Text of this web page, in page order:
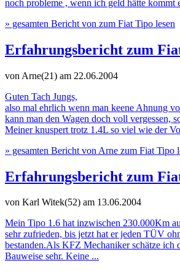
noch probleme , wenn ich geld hätte kommt
» gesamten Bericht von zum Fiat Tipo lesen
Erfahrungsbericht zum
von Arne(21) am 22.06.2004
Guten Tach Jungs,
also mal ehrlich wenn man keene Ahnung
kann man den Wagen doch voll vergessen,
Meiner knuspert trotz 1.4L so viel wie der
» gesamten Bericht von Arne zum Fiat Tipo
Erfahrungsbericht zum
von Karl Witek(52) am 13.06.2004
Mein Tipo 1.6 hat inzwischen 230.000Km
sehr zufrieden, bis jetzt hat er jeden TÜV
bestanden.Als KFZ Mechaniker schätze ich
Bauweise sehr. Keine ...